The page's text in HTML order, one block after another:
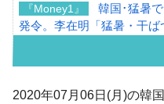
『Money1』
韓国･猛暑
発令。李在明「猛暑・干ば
07月販売台数は去年のほ
た。『起亜』は9台だけ
2020年07月06日(月)の韓